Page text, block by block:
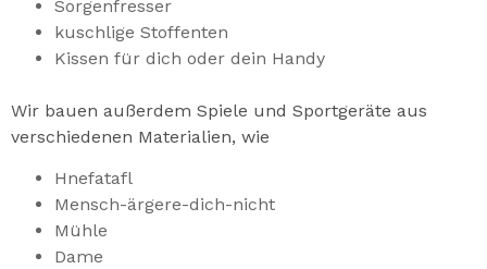
Sorgenfresser
kuschlige Stoffenten
Kissen für dich oder dein Handy
Wir bauen außerdem Spiele und Sportgeräte aus
verschiedenen Materialien, wie
Hnefatafl
Mensch-ärgere-dich-nicht
Mühle
Dame